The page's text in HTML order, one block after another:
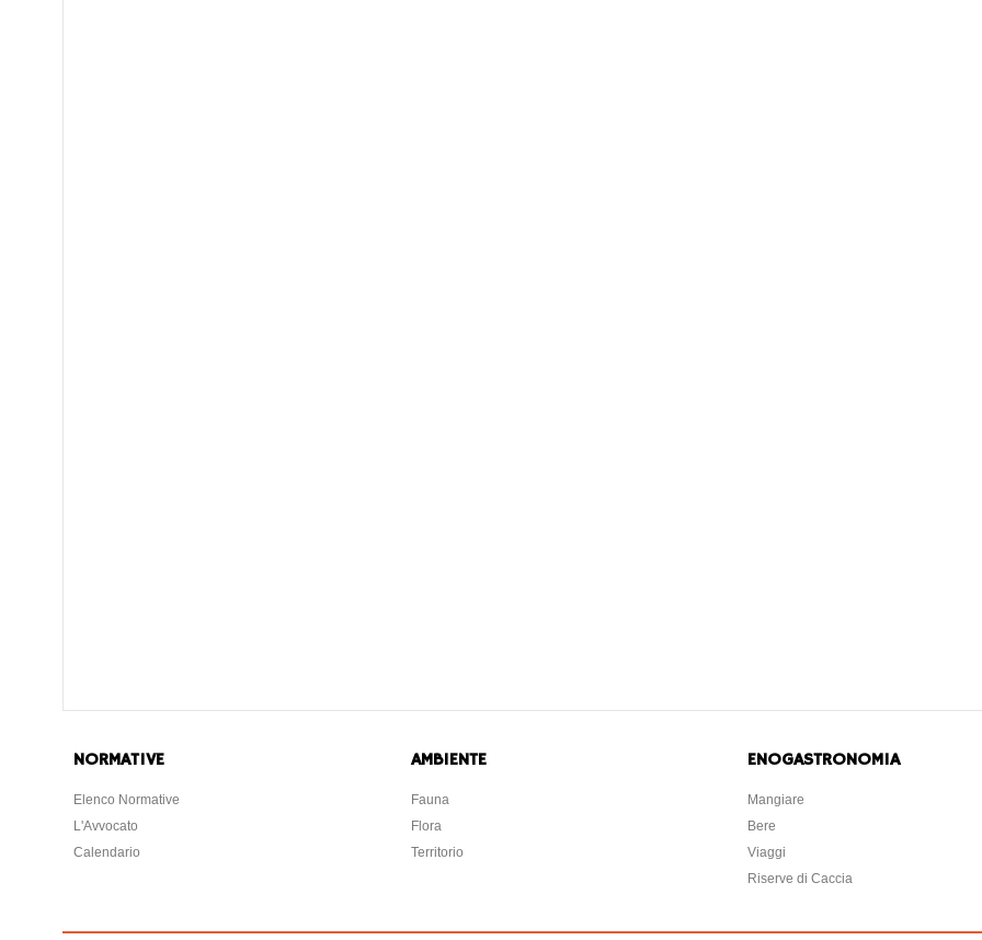
NORMATIVE
Elenco Normative
L'Avvocato
Calendario
AMBIENTE
Fauna
Flora
Territorio
ENOGASTRONOMIA
Mangiare
Bere
Viaggi
Riserve di Caccia